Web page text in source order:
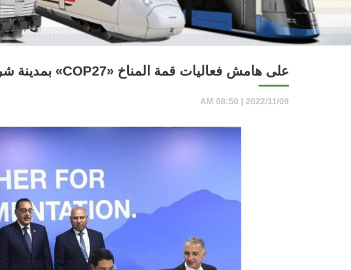
على هامش فعاليات قمة المناخ «COP27» بمدينة شرم الشيخ:
2022/11/09 | 08:50 AM